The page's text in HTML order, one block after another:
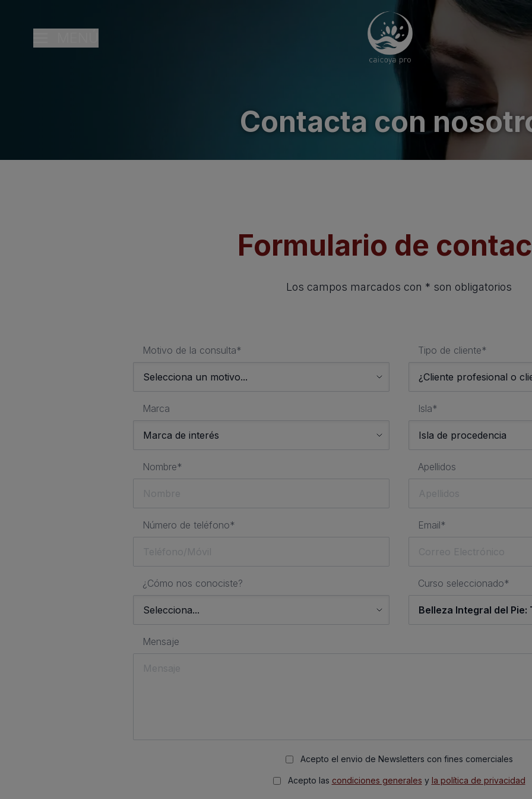
Contacta con
Formulario de
Los campos marcados con * son obligatorios
Motivo de la consulta* Tipo de cliente*
Marca Isla*
Nombre* Apellidos
Número de teléfono* Email*
¿Cómo nos conociste? Curso seleccionado*
Mensaje
Acepto el envio de Newsletters con fines comerciales
Acepto las condiciones generales y la política de privacidad